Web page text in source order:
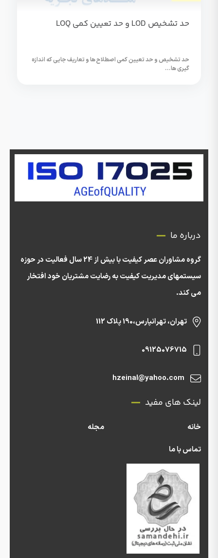
حد تشخیص LOD و حد تعیین کمی LOQ
حد تشخیص و حد تعیین کمی اصطلاح ها و تعاریف جایی که اندازه
گیري ها...
درباره ما
گروه مشاوران عصر کیفیت با بیش از 24 سال فعالیت در حوزه
سیستمهای مدیریت کیفیت به رضایت مشتریان خود افتخار
می کند.
تهران، تهرانپارس،190 پلاک 112
09125076715
hzeinal@yahoo.com
لینک های مفید
خانه
مجله
تماس با ما